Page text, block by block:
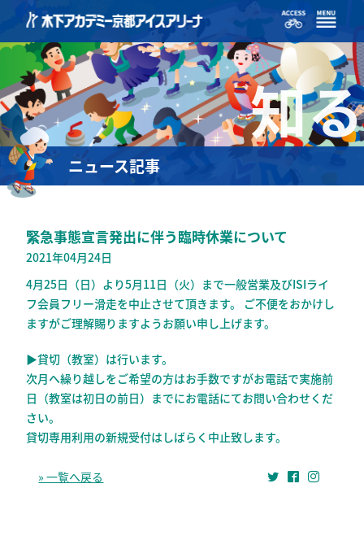
知る
ニュース記事
緊急事態宣言発出に伴う臨時休業について
2021年04月24日
4月25日（日）より5月11日（火）まで一般営業及びISIライ
フ会員フリー滑走を中止させて頂きます。 ご不便をおかけし
ますがご理解賜りますようお願い申し上げます。
▶貸切（教室）は行います。
次月へ繰り越しをご希望の方はお手数ですがお電話で実施前
日（教室は初日の前日）までにお電話にてお問い合わせくだ
さい。
貸切専用利用の新規受付はしばらく中止致します。
» 一覧へ戻る